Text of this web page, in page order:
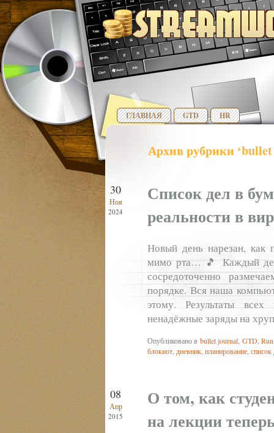
ГЛАВНАЯ GTD HR
Архив рубрики
30
Ноя
2024
Список дел в
реальности в
Новый день нарезан, как
мимо рта… 🎵 Каждый
сосредоточенно
порядке. Вся наша
этому. Результаты
ненадёжные заряды на
Опубликовано в bullet journal GTD,
блокнот дневник планирование список
08
Апр
2015
О том, как
на лекции